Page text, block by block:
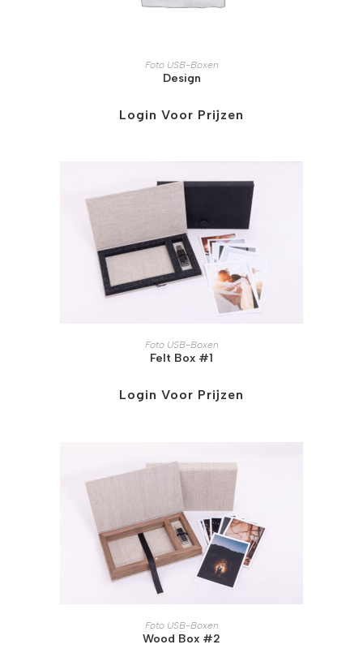
Foto USB-Boxen
Design
Login Voor Prijzen
Foto USB-Boxen
Felt Box #1
Login Voor Prijzen
Foto USB-Boxen
Wood Box #2